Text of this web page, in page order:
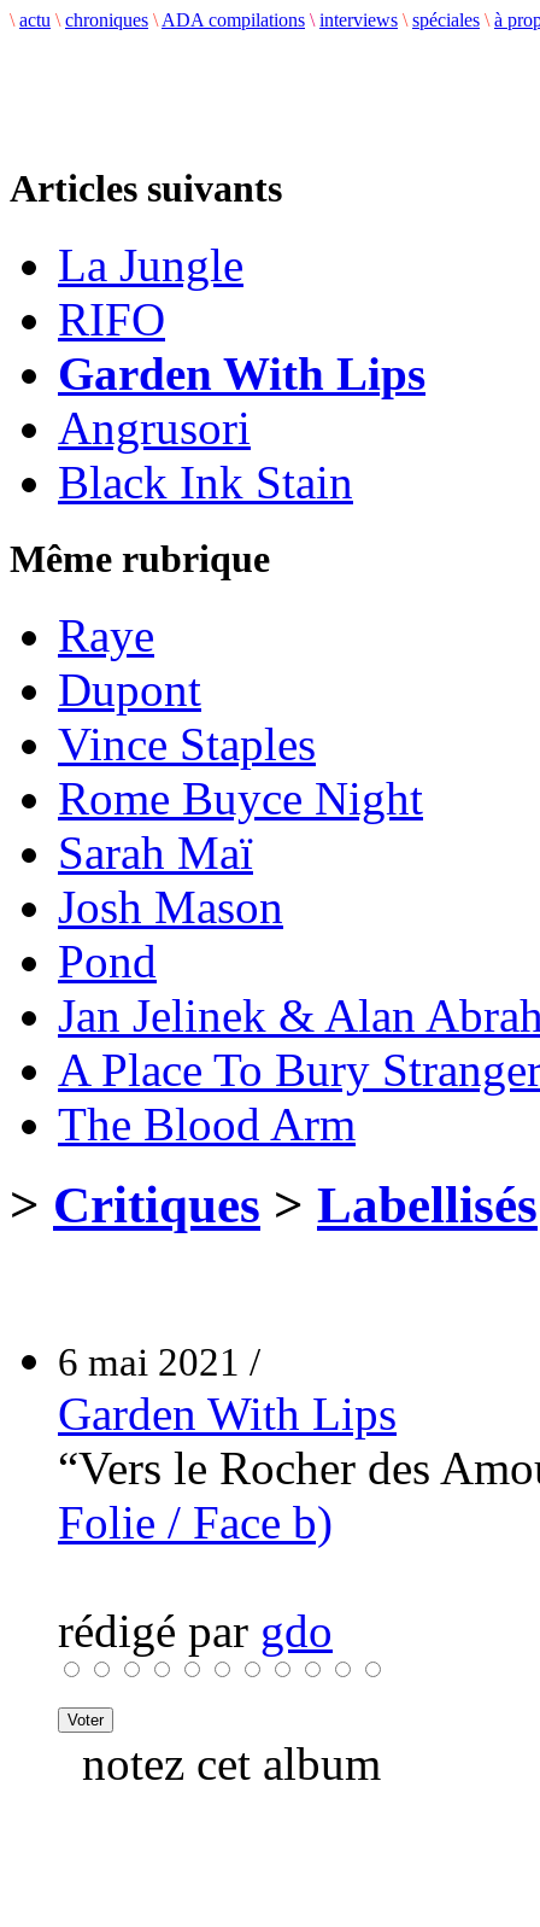
\ actu \ chroniques \ ADA compilations \ interviews \ spéciales \ à
Articles suivants
La Jungle
RIFO
Garden With Lips
Angrusori
Black Ink Stain
Même rubrique
Raye
Dupont
Vince Staples
Rome Buyce Night
Sarah Maï
Josh Mason
Pond
Jan Jelinek & Alan
A Place To Bury
The Blood Arm
> Critiques > Labellisés
6 mai 2021 /
Garden With Lips
“Vers le Rocher des
Folie / Face b)
rédigé par gdo
notez cet album